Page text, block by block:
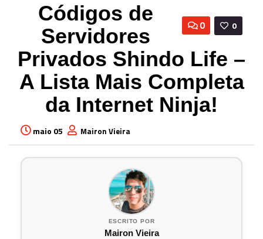
0
0
Códigos de
Servidores
Privados Shindo Life –
A Lista Mais Completa
da Internet Ninja!
maio 05 Mairon Vieira
ESCRITO POR
Mairon Vieira